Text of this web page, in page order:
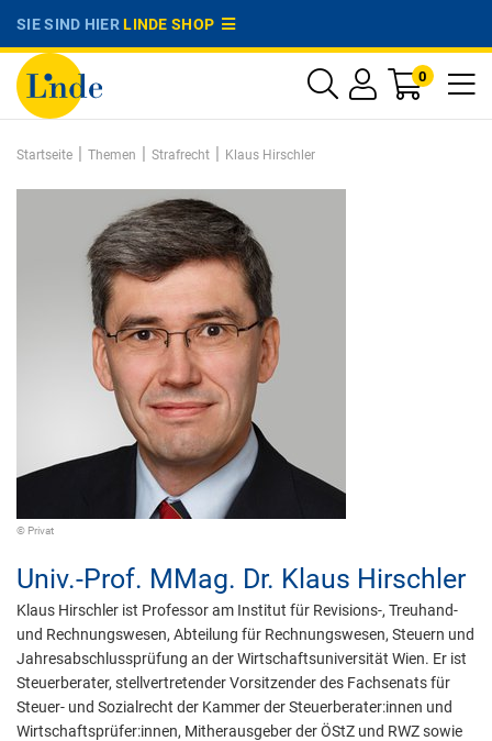
SIE SIND HIERLINDE SHOP
0
Startseite | Themen | Strafrecht | Klaus Hirschler
© Privat
Univ.-Prof. MMag. Dr. Klaus Hirschler
Klaus Hirschler ist Professor am Institut für Revisions-, Treuhand-
und Rechnungswesen, Abteilung für Rechnungswesen, Steuern und
Jahresabschlussprüfung an der Wirtschaftsuniversität Wien. Er ist
Steuerberater, stellvertretender Vorsitzender des Fachsenats für
Steuer- und Sozialrecht der Kammer der Steuerberater:innen und
Wirtschaftsprüfer:innen, Mitherausgeber der ÖStZ und RWZ sowie